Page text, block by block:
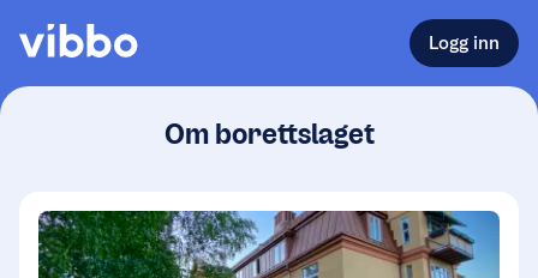
Logg inn
Om borettslaget